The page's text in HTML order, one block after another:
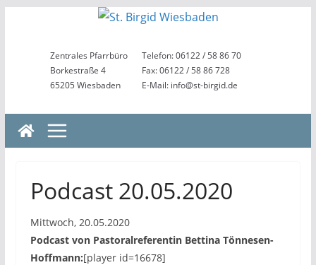
springenZentrales Pfarrbüro
Borkestraße 4
65205 Wiesbaden
Telefon: 06122 / 58 86 70
Fax: 06122 / 58 86 728
E-Mail: info@st-birgid.de
Podcast 20.05.2020
Mittwoch, 20.05.2020
Podcast von Pastoralreferentin Bettina Tönnesen-
Hoffmann:[player id=16678]